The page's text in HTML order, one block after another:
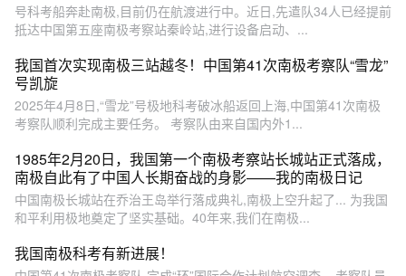
76°58′，海拔高度2621米，
距离中山站直线距离520公
里，距离昆仑站距离715公
里。 5、 5、秦岭站：于
中国第五个南极科考站，也
是新时代中国建立的第一个
74°56′，东经163°42′，主体
设计为南十字星造型。该站
建筑面积达到5244平方米，
可容纳度夏队员80人，越冬
号科考船奔赴南极,目前仍在航渡进行中。近日,先遣队34人已经提前
抵达中国第五座南极考察站秦岭站,进行设备启动、...
我国首次实现南极三站越冬！中国第41次南极考察队“雪龙”
号凯旋
2025年4月8日,“雪龙”号极地科考破冰船返回上海,中国第41次南极
考察队顺利完成主要任务。 考察队由来自国内外1...
1985年2月20日，我国第一个南极考察站长城站正式落成，
南极自此有了中国人长期奋战的身影——我的南极日记
中国南极长城站在乔治王岛举行落成典礼,南极上空升起了... 为我国
和平利用极地奠定了坚实基础。40年来,我们在南极...
我国南极科考有新进展！